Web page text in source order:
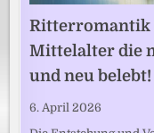
Ritterromantik
Mittelalter die
und neu belebt!
6. April 2026